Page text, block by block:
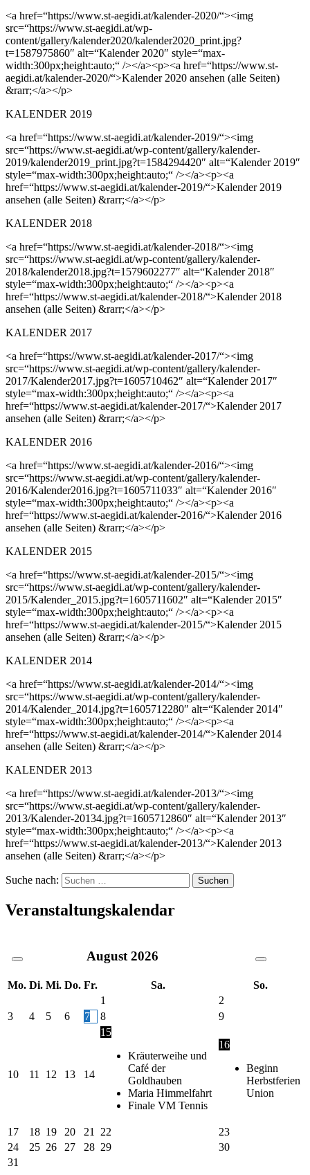
<a href=“https://www.st-aegidi.at/kalender-2020/“><img
src=“https://www.st-aegidi.at/wp-
content/gallery/kalender2020/kalender2020_print.jpg?
t=1587975860″ alt=“Kalender 2020″ style=“max-
width:300px;height:auto;“ /></a><p><a href=“https://www.st-
aegidi.at/kalender-2020/“>Kalender 2020 ansehen (alle Seiten)
&rarr;</a></p>
KALENDER 2019
<a href=“https://www.st-aegidi.at/kalender-2019/“><img
src=“https://www.st-aegidi.at/wp-content/gallery/kalender-
2019/kalender2019_print.jpg?t=1584294420″ alt=“Kalender 2019″
style=“max-width:300px;height:auto;“ /></a><p><a
href=“https://www.st-aegidi.at/kalender-2019/“>Kalender 2019
ansehen (alle Seiten) &rarr;</a></p>
KALENDER 2018
<a href=“https://www.st-aegidi.at/kalender-2018/“><img
src=“https://www.st-aegidi.at/wp-content/gallery/kalender-
2018/kalender2018.jpg?t=1579602277″ alt=“Kalender 2018″
style=“max-width:300px;height:auto;“ /></a><p><a
href=“https://www.st-aegidi.at/kalender-2018/“>Kalender 2018
ansehen (alle Seiten) &rarr;</a></p>
KALENDER 2017
<a href=“https://www.st-aegidi.at/kalender-2017/“><img
src=“https://www.st-aegidi.at/wp-content/gallery/kalender-
2017/Kalender2017.jpg?t=1605710462″ alt=“Kalender 2017″
style=“max-width:300px;height:auto;“ /></a><p><a
href=“https://www.st-aegidi.at/kalender-2017/“>Kalender 2017
ansehen (alle Seiten) &rarr;</a></p>
KALENDER 2016
<a href=“https://www.st-aegidi.at/kalender-2016/“><img
src=“https://www.st-aegidi.at/wp-content/gallery/kalender-
2016/Kalender2016.jpg?t=1605711033″ alt=“Kalender 2016″
style=“max-width:300px;height:auto;“ /></a><p><a
href=“https://www.st-aegidi.at/kalender-2016/“>Kalender 2016
ansehen (alle Seiten) &rarr;</a></p>
KALENDER 2015
<a href=“https://www.st-aegidi.at/kalender-2015/“><img
src=“https://www.st-aegidi.at/wp-content/gallery/kalender-
2015/Kalender_2015.jpg?t=1605711602″ alt=“Kalender 2015″
style=“max-width:300px;height:auto;“ /></a><p><a
href=“https://www.st-aegidi.at/kalender-2015/“>Kalender 2015
ansehen (alle Seiten) &rarr;</a></p>
KALENDER 2014
<a href=“https://www.st-aegidi.at/kalender-2014/“><img
src=“https://www.st-aegidi.at/wp-content/gallery/kalender-
2014/Kalender_2014.jpg?t=1605712280″ alt=“Kalender 2014″
style=“max-width:300px;height:auto;“ /></a><p><a
href=“https://www.st-aegidi.at/kalender-2014/“>Kalender 2014
ansehen (alle Seiten) &rarr;</a></p>
KALENDER 2013
<a href=“https://www.st-aegidi.at/kalender-2013/“><img
src=“https://www.st-aegidi.at/wp-content/gallery/kalender-
2013/Kalender-20134.jpg?t=1605712860″ alt=“Kalender 2013″
style=“max-width:300px;height:auto;“ /></a><p><a
href=“https://www.st-aegidi.at/kalender-2013/“>Kalender 2013
ansehen (alle Seiten) &rarr;</a></p>
Suche nach:
Veranstaltungskalendar
August 2026
Mo. Di. Mi. Do. Fr. Sa.
So.
1
2
3
4 5 6 7 8 9
10 11 12 13 14
15
Kräuterweihe und
Café der
Goldhauben
Maria Himmelfahrt
Finale VM Tennis
16
Beginn
Herbstferien
Union
17 18 19 20 21 22
23
24
25 26 27 28 29
30
31